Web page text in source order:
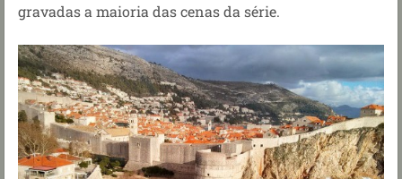
gravadas a maioria das cenas da série.